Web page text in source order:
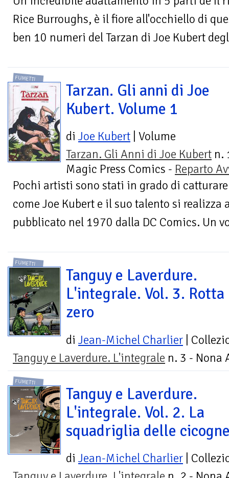
Rice Burroughs, è il fiore all'occhiello di
ben 10 numeri del Tarzan di Joe Kubert
FUMETTI
Tarzan. Gli anni di Joe
Kubert. Volume 1
di Joe Kubert | Volume
Tarzan. Gli Anni di Joe Kubert n.
Magic Press Comics - Reparto
Pochi artisti sono stati in grado di
come Joe Kubert e il suo talento si realizza
pubblicato nel 1970 dalla DC Comics. Un
FUMETTI
Tanguy e Laverdure.
L'integrale. Vol. 3. Rotta
zero
di Jean-Michel Charlier |
Tanguy e Laverdure. L'integrale n. 3 - Nona
FUMETTI
Tanguy e Laverdure.
L'integrale. Vol. 2. La
squadriglia delle
di Jean-Michel Charlier |